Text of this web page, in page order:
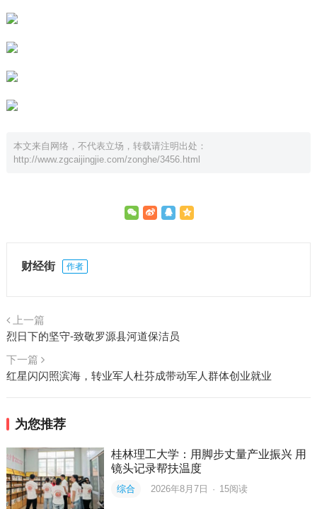
本文来自网络，不代表立场，转载请注明出处：
http://www.zgcaijingjie.com/zonghe/3456.html
财经街 作者
上一篇
烈日下的坚守-致敬罗源县河道保洁员
下一篇
红星闪闪照滨海，转业军人杜芬成带动军人群体创业就业
为您推荐
桂林理工大学：用脚步丈量产业振兴 用
镜头记录帮扶温度
综合 2026年8月7日 · 15阅读